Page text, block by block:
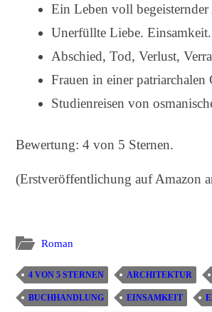
Ein Leben voll
Unerfüllte Liebe. Einsamkeit.
Abschied, Tod, Verlust,
Frauen in einer
Studienreisen von
Bewertung: 4 von 5 Sternen.
(Erstveröffentlichung auf Amazon
Roman
4 VON 5 STERNEN ARCHITEKTUR
BUCHHANDLUNG EINSAMKEIT